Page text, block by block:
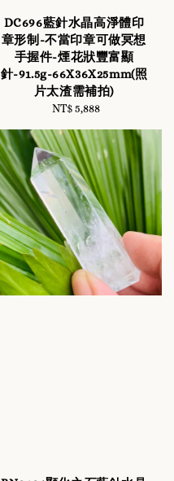
DC696藍針水晶高淨體印
章形制-不當印章可做冥想
手握件-煙花狀豐富顯
針-91.5g-66X36X25mm(照
片太渣需補拍)
Regular
NT$ 5,888